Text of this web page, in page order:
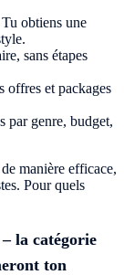
obtiens une
sans étapes
offres et packages
par genre, budget,
manière efficace,
Pour quels
la catégorie
ton